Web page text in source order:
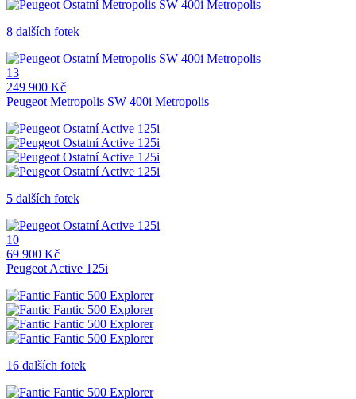
8 dalších fotek
13
249 900 Kč
Peugeot Metropolis SW 400i Metropolis
5 dalších fotek
10
69 900 Kč
Peugeot Active 125i
16 dalších fotek